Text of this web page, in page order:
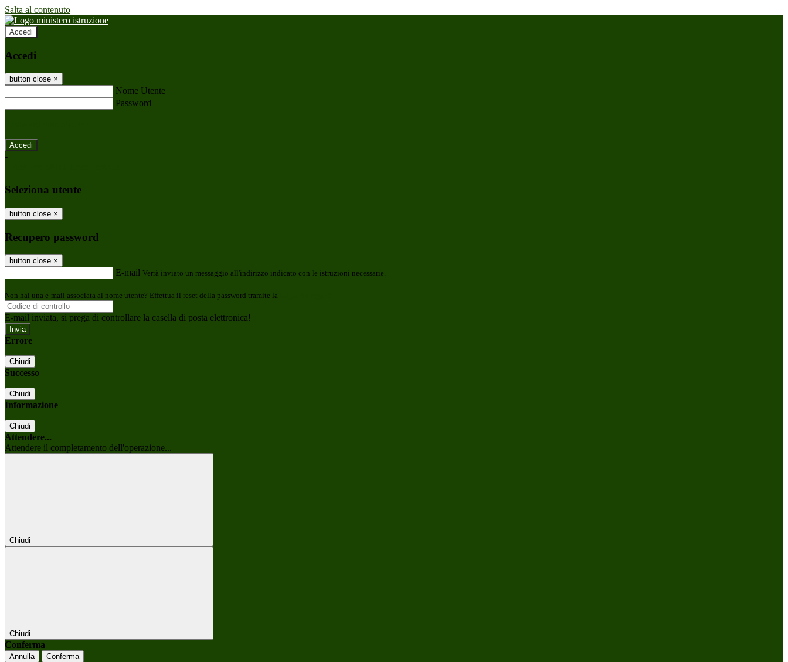
Salta al contenuto
Accedi
Accedi
button close ×
Nome Utente
Password
-
Seleziona utente
button close ×
Recupero password
button close ×
E-mail Verrà inviato un messaggio all'indirizzo indicato con le istruzioni necessarie.
Non hai una e-mail associata al nome utente? Effettua il reset della password tramite la
E-mail inviata, si prega di controllare la casella di posta elettronica!
Errore
Chiudi
Successo
Chiudi
Informazione
Chiudi
Attendere...
Attendere il completamento dell'operazione...
Chiudi
Chiudi
Conferma
Annulla Conferma